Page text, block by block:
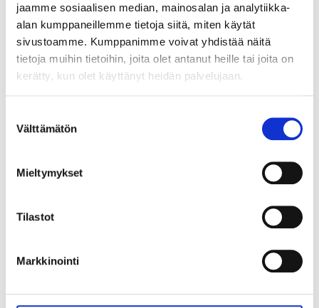
jaamme sosiaalisen median, mainosalan ja analytiikka-
alan kumppaneillemme tietoja siitä, miten käytät
sivustoamme. Kumppanimme voivat yhdistää näitä
tietoja muihin tietoihin, joita olet antanut heille tai joita on
kerätty, kun olet käyttänyt heidän palvelujaan.
valinta
Välttämätön
Mieltymykset
Tilastot
Markkinointi